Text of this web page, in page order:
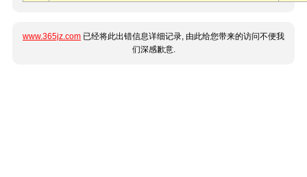
www.365jz.com 已经将此出错信息详细记录, 由此给您带来的访问不便我
们深感歉意.